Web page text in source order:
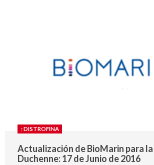
↑DISTROFINA
Actualización de BioMarin para
Duchenne: 17 de Junio de 2016